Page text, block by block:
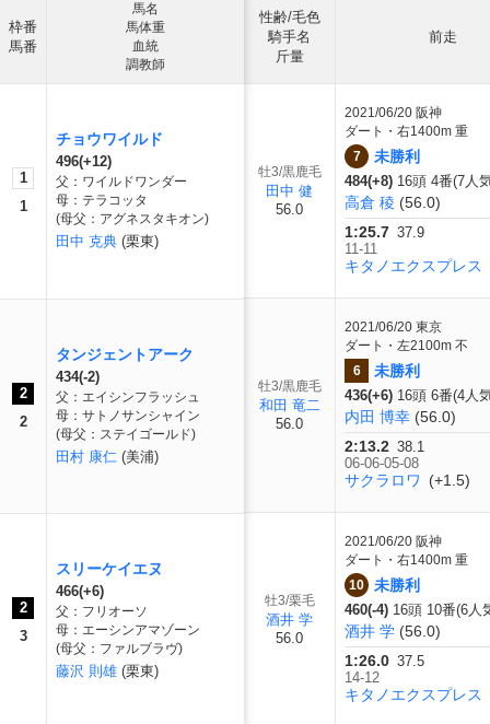
枠番
馬番
馬名
馬体重
血統
調教師
1
1
チョウワイルド
496(+12)
父：ワイルドワンダー
母：テラコッタ
(母父：アグネスタキオン)
田中 克典 (栗東)
2
2
タンジェントアーク
434(-2)
父：エイシンフラッシュ
母：サトノサンシャイン
(母父：ステイゴールド)
田村 康仁 (美浦)
2
3
スリーケイエヌ
466(+6)
父：フリオーソ
母：エーシンアマゾーン
(母父：ファルブラヴ)
藤沢 則雄 (栗東)
性齢/毛色
騎手名
斤量
前走
牡3/黒鹿毛
田中 健
56.0
2021/06/20 阪神
ダート・右1400m 重
7
未勝利
484(+8) 16頭 4番(7人
高倉 稜 (56.0)
1:25.7 37.9
11-11
キタノエクスプレス
牡3/黒鹿毛
和田 竜二
56.0
2021/06/20 東京
ダート・左2100m 不
6
未勝利
436(+6) 16頭 6番(4人
内田 博幸 (56.0)
2:13.2 38.1
06-06-05-08
サクラロワ (+1.5)
牡3/栗毛
酒井 学
56.0
2021/06/20 阪神
ダート・右1400m 重
10
未勝利
460(-4) 16頭 10番(6人
酒井 学 (56.0)
1:26.0 37.5
14-12
キタノエクスプレス